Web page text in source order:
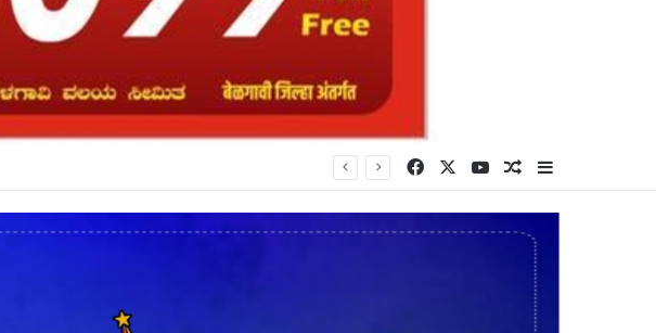
FacebookYouTubeRandom Article
Sidebar